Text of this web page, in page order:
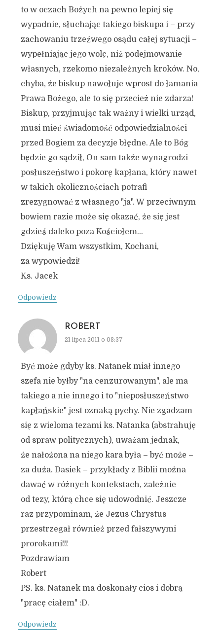
to w oczach Bożych na pewno lepiej się
wypadnie, słuchając takiego biskupa i – przy
zachowaniu trzeźwego osądu całej sytuacji –
wypełniając jego wolę, niż podejmowanie
własnych, rzekomo niezależnych kroków. No,
chyba, że biskup nawołuje wprost do łamania
Prawa Bożego, ale to się przecież nie zdarza!
Biskup, przyjmując tak ważny i wielki urząd,
musi mieć świadomość odpowiedzialności
przed Bogiem za decyzje błędne. Ale to Bóg
będzie go sądził, On sam także wynagrodzi
posłuszeństwo i pokorę kapłana, który nawet
w takich okolicznościach potrafi
zrezygnować z własnego "ja". W przeciwnym
bowiem razie może się okazać, że się jest
gdzieś daleko poza Kościołem…
Dziękuję Wam wszystkim, Kochani,
za wypowiedzi!
Ks. Jacek
Odpowiedz
ROBERT
21 lipca 2011 o 08:37
Być może gdyby ks. Natanek miał innego
szefa nie byłby "na cenzurowanym", ale ma
takiego a nie innego i to "nieposłuszeństwo
kapłańskie" jest oznaką pychy. Nie zgadzam
się z wieloma tezami ks. Natanka (abstrahuję
od spraw politycznych), uważam jednak,
że nałożona na niego kara była – być może –
za duża. Dasiek – przykłady z Biblii można
dawać w różnych kontekstach, zależnie
od tezy, którą chce się udowodnić. Jeszcze
raz przypominam, że Jezus Chrystus
przestrzegał również przed fałszywymi
prorokami!!!
Pozdrawiam
Robert
PS. ks. Natanek ma doskonały cios i dobrą
"pracę ciałem" :D.
Odpowiedz